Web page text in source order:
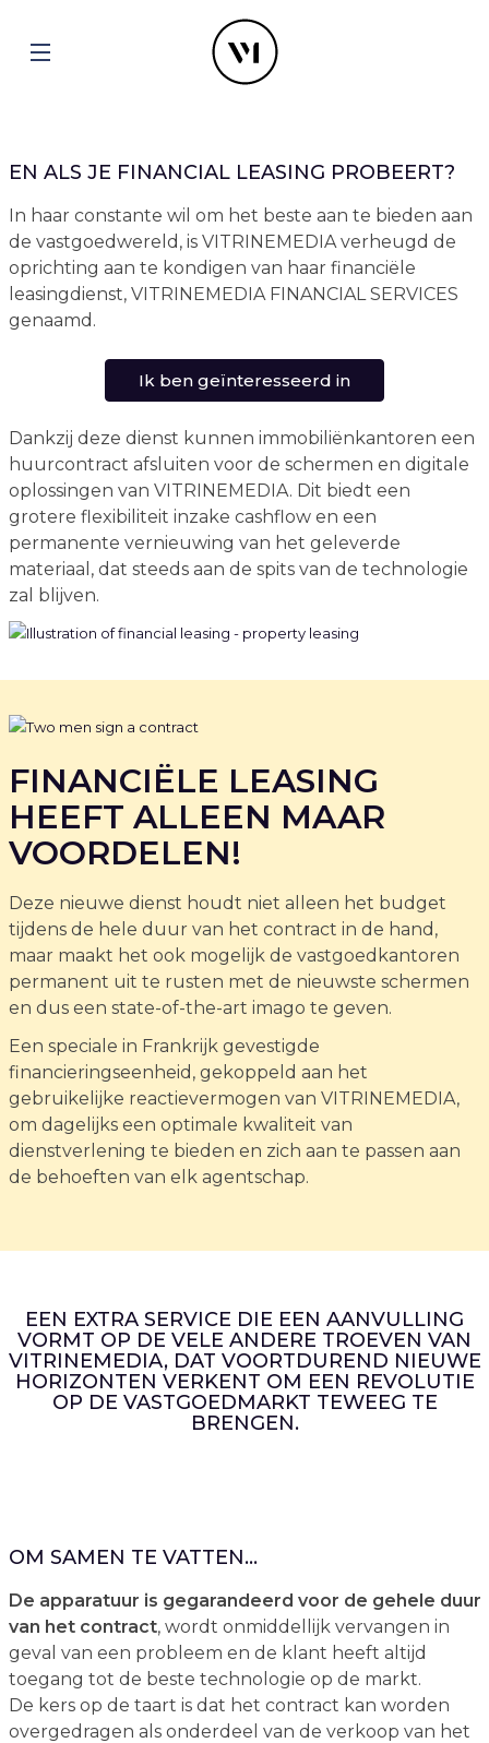
EN ALS JE FINANCIAL LEASING PROBEERT?
In haar constante wil om het beste aan te bieden aan
de vastgoedwereld, is VITRINEMEDIA verheugd de
oprichting aan te kondigen van haar financiële
leasingdienst, VITRINEMEDIA FINANCIAL SERVICES
genaamd.
Ik ben geïnteresseerd in
Dankzij deze dienst kunnen immobiliënkantoren een
huurcontract afsluiten voor de schermen en digitale
oplossingen van VITRINEMEDIA. Dit biedt een
grotere flexibiliteit inzake cashflow en een
permanente vernieuwing van het geleverde
materiaal, dat steeds aan de spits van de technologie
zal blijven.
FINANCIËLE LEASING
HEEFT ALLEEN MAAR
VOORDELEN!
Deze nieuwe dienst houdt niet alleen het budget
tijdens de hele duur van het contract in de hand,
maar maakt het ook mogelijk de vastgoedkantoren
permanent uit te rusten met de nieuwste schermen
en dus een state-of-the-art imago te geven.
Een speciale in Frankrijk gevestigde
financieringseenheid, gekoppeld aan het
gebruikelijke reactievermogen van VITRINEMEDIA,
om dagelijks een optimale kwaliteit van
dienstverlening te bieden en zich aan te passen aan
de behoeften van elk agentschap.
EEN EXTRA SERVICE DIE EEN AANVULLING
VORMT OP DE VELE ANDERE TROEVEN VAN
VITRINEMEDIA, DAT VOORTDUREND NIEUWE
HORIZONTEN VERKENT OM EEN REVOLUTIE
OP DE VASTGOEDMARKT TEWEEG TE
BRENGEN.
OM SAMEN TE VATTEN...
De apparatuur is gegarandeerd voor de gehele duur
van het contract, wordt onmiddellijk vervangen in
geval van een probleem en de klant heeft altijd
toegang tot de beste technologie op de markt.
De kers op de taart is dat het contract kan worden
overgedragen als onderdeel van de verkoop van het